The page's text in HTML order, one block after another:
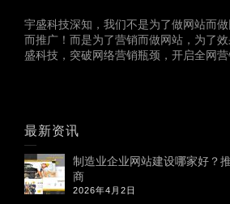
宇盛科技深知，我们不是为了做网站而
而推广！而是为了营销而做网站，为了
盛科技，突破网络营销瓶颈，开启全网营
最新资讯
制造业企业网站建设哪家好？
商
2026年4月2日